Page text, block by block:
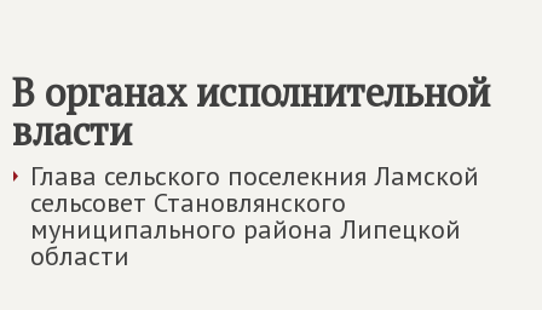
В органах исполнительной
власти
Глава сельского поселекния Ламской
сельсовет Становлянского
муниципального района Липецкой
области